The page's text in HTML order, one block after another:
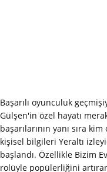
Başarılı oyunculuk
Gülşen'in özel hayatı
başarılarının yanı sıra
kişisel bilgileri Yeraltı
başlandı. Özellikle Bizim
rolüyle popülerliğini